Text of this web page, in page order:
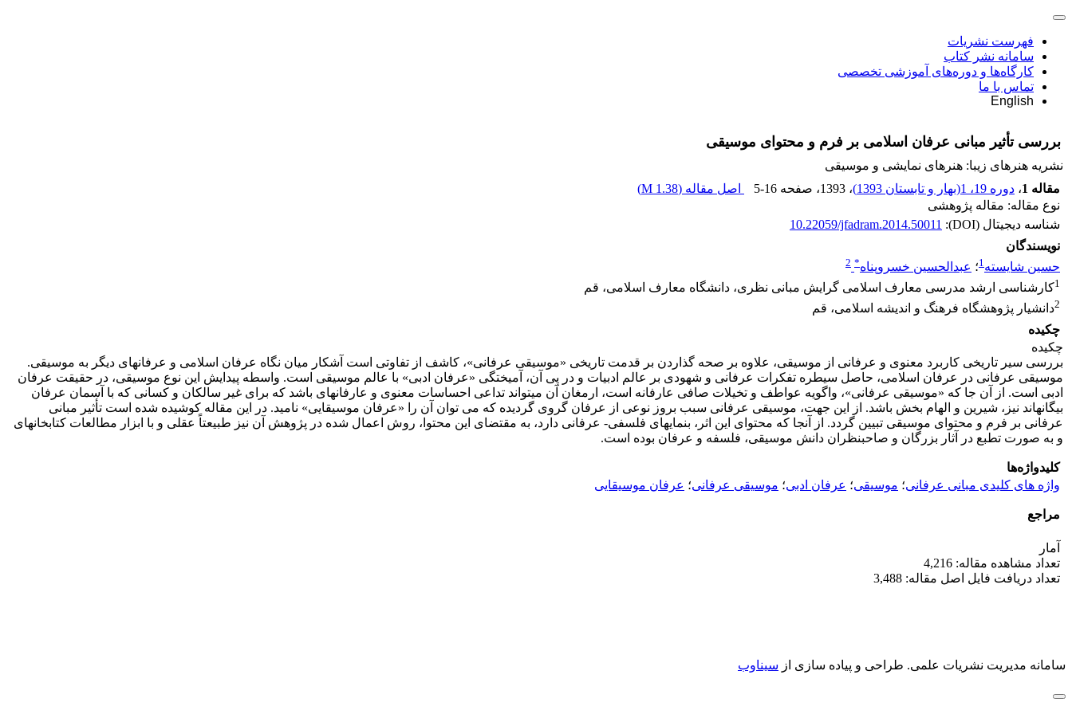
فهرست نشریات
سامانه نشر کتاب
کارگاه‌ها و دوره‌های آموزشی تخصصی
تماس با ما
English
بررسی تأثیر مبانی عرفان اسلامی بر فرم و محتوای موسیقی
نشریه هنرهای زیبا: هنرهای نمایشی و موسیقی
مقاله 1
، دوره 19، 1(بهار و تابستان 1393) ، 1393 ، صفحه 5-16 اصل مقاله (1.38 M
)
نوع مقاله: مقاله پژوهشی
شناسه دیجیتال (DOI):
10.22059/jfadram.2014.50011
نویسندگان
حسین شایسته1؛ عبدالحسین خسروپناه*
2
1کارشناسی ارشد مدرسی معارف اسلامی گرایش مبانی نظری، دانشگاه معارف اسلامی، قم
2دانشیار پژوهشگاه فرهنگ و اندیشه اسلامی، قم
چکیده
چکیده
بررسی سیر تاریخی کاربرد معنوی و عرفانی از موسیقی، علاوه بر صحه گذاردن بر قدمت تاریخی «موسیقی عرفانی»، کاشف از تفاوتی است آشکار میان نگاه عرفان اسلامی و عرفان­های دیگر به موسیقی.
موسیقی عرفانی در عرفان اسلامی، حاصل سیطره تفکرات عرفانی و شهودی بر عالم ادبیات و در پی آن، آمیختگی «عرفان ادبی» با عالم موسیقی است. واسطه پیدایش این نوع موسیقی، در حقیقت عرفان
ادبی است. از آن جا که «موسیقی عرفانی»، واگویه عواطف و تخیلات صافی عارفانه است، ارمغان آن می­تواند تداعی احساسات معنوی و عارفانه­ای باشد که برای غیر سالکان و کسانی که با آسمان عرفان
بیگانه­اند نیز، شیرین و الهام بخش باشد. از این جهت، موسیقی عرفانی سبب بروز نوعی از عرفان گروی گردیده که می توان آن را «عرفان موسیقایی» نامید. در این مقاله کوشیده شده است تأثیر مبانی
عرفانی بر فرم و محتوای موسیقی تبیین گردد. از آنجا که محتوای این اثر، بن­مایه­ای فلسفی- عرفانی دارد، به مقتضای این محتوا، روش اعمال شده در پژوهش آن نیز طبیعتاً عقلی و با ابزار مطالعات کتابخانه­ای
و به صورت تطبع در آثار بزرگان و صاحبنظران دانش موسیقی، فلسفه و عرفان بوده است.
کلیدواژه‌ها
واژه های کلیدی مبانی عرفانی؛ موسیقی؛ عرفان ادبی؛ موسیقی عرفانی؛ عرفان موسیقایی
مراجع
آمار
تعداد مشاهده مقاله: 4,216
تعداد دریافت فایل اصل مقاله: 3,488
سامانه مدیریت نشریات علمی. طراحی و پیاده سازی از سیناوب